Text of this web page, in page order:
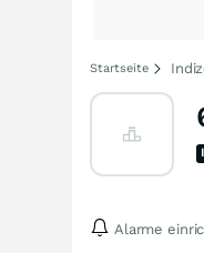
Startseite
Alarme